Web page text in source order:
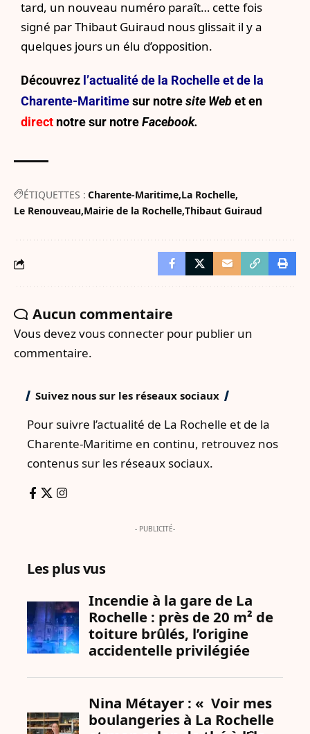
tard, un nouveau numéro paraît… cette fois
signé par Thibaut Guiraud nous glissait il y a
quelques jours un élu d’opposition.
Découvrez l’actualité de la Rochelle et de la
Charente-Maritimesur notresite Webet en
direct notre sur notreFacebook.
ÉTIQUETTES : Charente-Maritime La Rochelle
Le Renouveau Mairie de la Rochelle Thibaut Guiraud
Aucun commentaire
Vous devezvous connecter pour publier un
commentaire.
Suivez nous sur les réseaux sociaux
Pour suivre l’actualité de La Rochelle et de la
Charente-Maritime en continu, retrouvez nos
contenus sur les réseaux sociaux.
- PUBLICITÉ-
Les plus vus